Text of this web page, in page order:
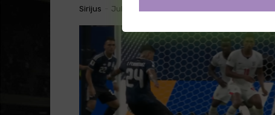
Sirijus July 20, 2026